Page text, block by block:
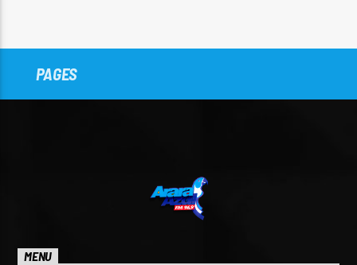
PAGES
MENU